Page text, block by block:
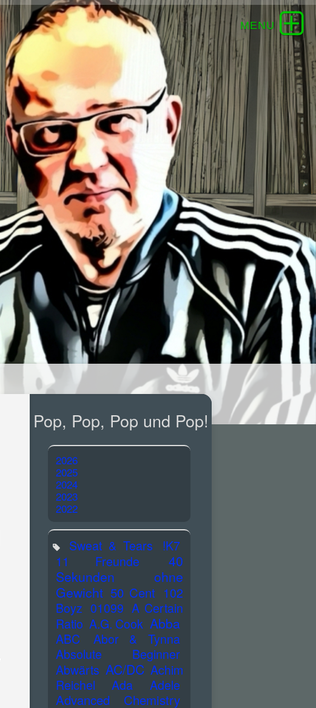
Pop, Pop, Pop und Pop!
2026
2025
2024
2023
2022
Sweat & Tears
!K7
11 Freunde
40
Sekunden ohne
Gewicht 50 Cent 102
Boyz 01099 A Certain
Ratio A.G. Cook Abba
ABC
Abor & Tynna
Absolute Beginner
Abwärts AC/DC Achim
Reichel
Ada Adele
Advanced Chemistry